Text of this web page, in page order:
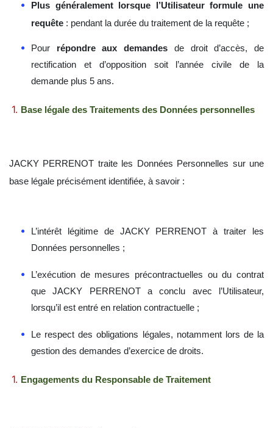
Plus généralement lorsque l’Utilisateur formule une
requête : pendant la durée du traitement de la requête ;
Pour répondre aux demandes de droit d’accès, de
rectification et d’opposition soit l’année civile de la
demande plus 5 ans.
Base légale des Traitements des Données personnelles
JACKY PERRENOT traite les Données Personnelles sur une
base légale précisément identifiée, à savoir :
L’intérêt légitime de JACKY PERRENOTà traiter les
Données personnelles ;
L’exécution de mesures précontractuelles ou du contrat
queJACKY PERRENOTa conclu avec l’Utilisateur,
lorsqu’il est entré en relation contractuelle ;
Le respect des obligations légales, notamment lors de la
gestion des demandes d’exercice de droits.
Engagements du Responsable de Traitement